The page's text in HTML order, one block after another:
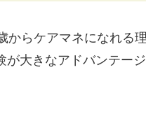
からケアマネになれる
が大きなアドバンテー